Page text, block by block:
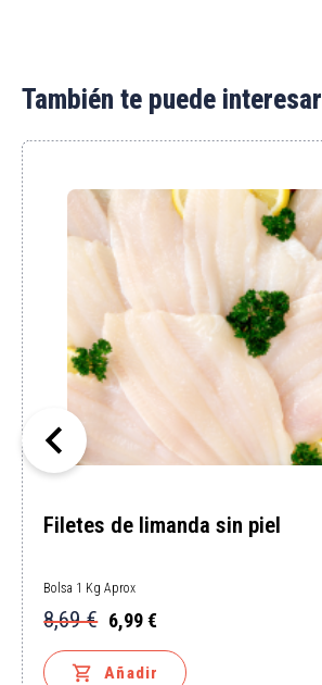
También te puede interesar
Filetes de limanda sin piel
Bolsa 1 Kg Aprox
Precio
base
8,69 €
Precio 6,99 €
 Añadir
